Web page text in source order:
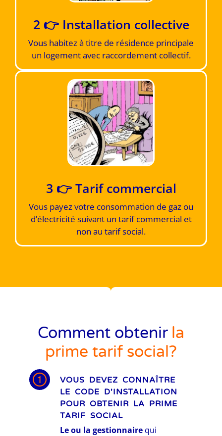
2 👉 Installation collective
Vous habitez à titre de résidence principale
un logement avec raccordement collectif​.
3 👉 Tarif commercial
Vous payez votre consommation de gaz ou
d’électricité suivant un tarif commercial et
non au tarif social​.
Comment obtenir la
prime tarif social?
VOUS DEVEZ CONNAÎTRE
LE CODE D'INSTALLATION
POUR OBTENIR LA PRIME
TARIF SOCIAL
Le ou la gestionnaire qui